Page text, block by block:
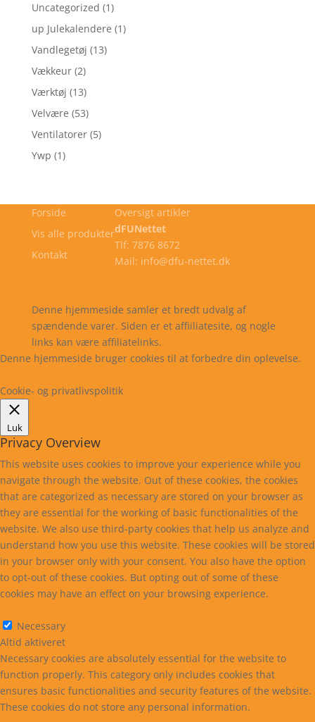
Uncategorized (1)
up Julekalendere (1)
Vandlegetøj (13)
Vækkeur (2)
Værktøj (13)
Velvære (53)
Ventilatorer (5)
Ywp (1)
Forside
Vis alle produkter
Kontakt
Oversigt artikler
dFUNettet
Tlf: 7876 8672
Mail: info@dfu-nettet.dk
Denne hjemmeside samler et bredt udvalg af
spændende varer. Siden er et affiiliatesite, og nogle
links kan være affiliatelinks.
Denne hjemmeside bruger cookies til at forbedre din oplevelse.
Cookie- og privatlivspolitik
Luk
Privacy Overview
This website uses cookies to improve your experience while you
navigate through the website. Out of these cookies, the cookies
that are categorized as necessary are stored on your browser as
they are essential for the working of basic functionalities of the
website. We also use third-party cookies that help us analyze and
understand how you use this website. These cookies will be stored
in your browser only with your consent. You also have the option
to opt-out of these cookies. But opting out of some of these
cookies may have an effect on your browsing experience.
Necessary
Altid aktiveret
Necessary cookies are absolutely essential for the website to
function properly. This category only includes cookies that
ensures basic functionalities and security features of the website.
These cookies do not store any personal information.